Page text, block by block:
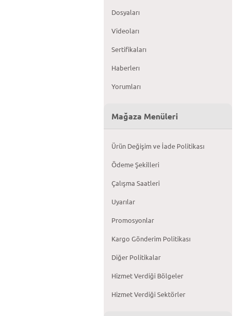
Dosyaları
Videoları
Sertifikaları
Haberlerı
Yorumları
Mağaza Menüleri
Ürün Değişim ve İade Politikası
Ödeme Şekilleri
Çalışma Saatleri
Uyarılar
Promosyonlar
Kargo Gönderim Politikası
Diğer Politikalar
Hizmet Verdiği Bölgeler
Hizmet Verdiği Sektörler